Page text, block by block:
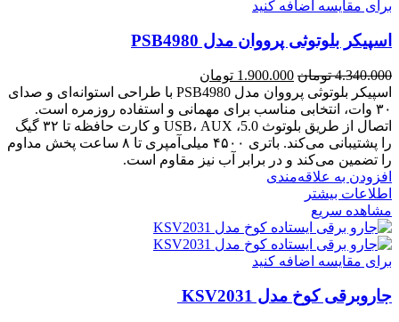
برای مقایسه اضافه کنید
اسپیکر بلوتوثی پرووان مدل PSB4980
4.340.000 تومان قیمت
اصلی:
4.340.000 تومان
بود.
1.900.000 تومان
فعلی:
1.900.000 تومان.
اسپیکر بلوتوثی پرووان مدل PSB4980 با طراحی استوانه‌ای و صدای
۳۰ وات، انتخابی مناسب برای مهمانی و استفاده روزمره است.
اتصال از طریق بلوتوث 5.0، USB، AUX و کارت حافظه تا ۳۲ گیگ
را پشتیبانی می‌کند. باتری ۴۵۰۰ میلی‌آمپری تا ۸ ساعت پخش مداوم
را تضمین می‌کند و در برابر آب نیز مقاوم است.
افزودن به علاقه‌مندی
اطلاعات بیشتر
مشاهده سریع
برای مقایسه اضافه کنید
جاروبرقی کوخ مدل KSV2031